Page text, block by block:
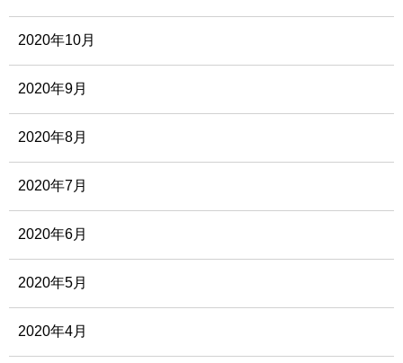
2020年10月
2020年9月
2020年8月
2020年7月
2020年6月
2020年5月
2020年4月